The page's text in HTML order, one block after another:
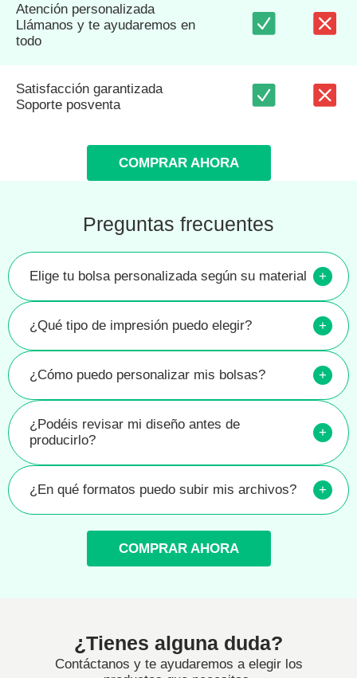
Atención personalizada
Llámanos y te ayudaremos en
todo
Satisfacción garantizada
Soporte posventa
COMPRAR AHORA
Preguntas frecuentes
Elige tu bolsa personalizada según su material +
¿Qué tipo de impresión puedo elegir? +
¿Cómo puedo personalizar mis bolsas? +
¿Podéis revisar mi diseño antes de
producirlo?
+
¿En qué formatos puedo subir mis archivos? +
COMPRAR AHORA
¿Tienes alguna duda?
Contáctanos y te ayudaremos a elegir los